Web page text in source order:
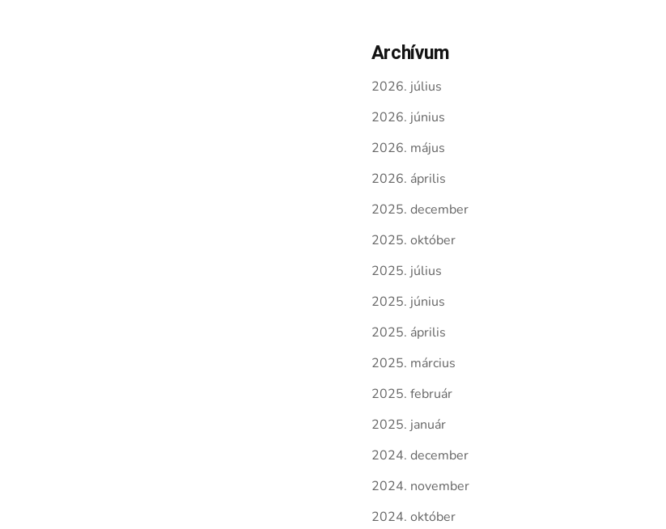
Archívum
2026. július
2026. június
2026. május
2026. április
2025. december
2025. október
2025. július
2025. június
2025. április
2025. március
2025. február
2025. január
2024. december
2024. november
2024. október